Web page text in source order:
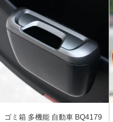
ゴミ箱 多機能 自動車 BQ4179